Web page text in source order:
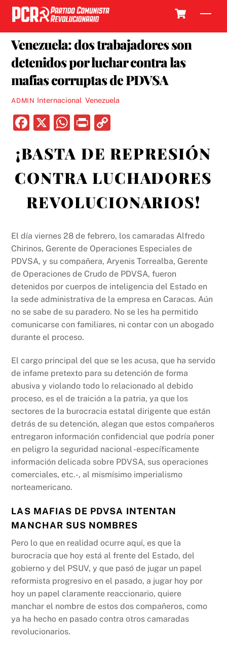
Skip
content
Venezuela: dos trabajadores son
detenidos por luchar contra las
mafias corruptas de PDVSA
ADMIN Internacional Venezuela
F
c
e
b
o
k
X
W
at
s
A
p
P
nt p
y
Li
n
¡BASTA DE REPRESIÓN
CONTRA LUCHADORES
REVOLUCIONARIOS!
El día viernes 28 de febrero, los camaradas Alfredo
Chirinos, Gerente de Operaciones Especiales de
PDVSA, y su compañera, Aryenis Torrealba, Gerente
de Operaciones de Crudo de PDVSA, fueron
detenidos por cuerpos de inteligencia del Estado en
la sede administrativa de la empresa en Caracas. Aún
no se sabe de su paradero. No se les ha permitido
comunicarse con familiares, ni contar con un abogado
durante el proceso.
El cargo principal del que se les acusa, que ha servido
de infame pretexto para su detención de forma
abusiva y violando todo lo relacionado al debido
proceso, es el de traición a la patria, ya que los
sectores de la burocracia estatal dirigente que están
detrás de su detención, alegan que estos compañeros
entregaron información confidencial que podría poner
en peligro la seguridad nacional -específicamente
información delicada sobre PDVSA, sus operaciones
comerciales, etc.-, al mismísimo imperialismo
norteamericano.
LAS MAFIAS DE PDVSA INTENTAN
MANCHAR SUS NOMBRES
Pero lo que en realidad ocurre aquí, es que la
burocracia que hoy está al frente del Estado, del
gobierno y del PSUV, y que pasó de jugar un papel
reformista progresivo en el pasado, a jugar hoy por
hoy un papel claramente reaccionario, quiere
manchar el nombre de estos dos compañeros, como
ya ha hecho en pasado contra otros camaradas
revolucionarios.